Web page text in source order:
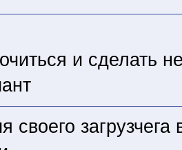
и сделать
своего